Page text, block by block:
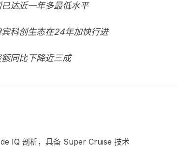
达近一年多最低水平
科创生态在24年加快行进
同比下降近三成
IQ 剖析，具备 Super Cruise 技术